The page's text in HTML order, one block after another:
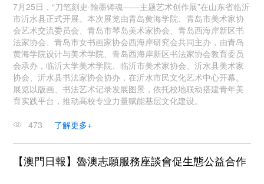
7月25日，“刀笔刻史·翰墨铸魂——主题艺术创作展”在山东省临沂
市沂水县正式开展。本次展览由青岛黄海学院、青岛市美术家协
会艺术交流委员会、青岛市琴岛美术家协会、青岛西海岸新区书
法家协会、青岛市女书画家协会西海岸研究会共同主办，由青岛
黄海学院设计与美术学院、青岛西海岸新区书法家协会教育委员
会承办，临沂大学美术学院、临沂市美术家协会、沂水县美术家
协会、沂水县书法家协会协办，在沂水市民文化艺术中心开幕。
展览以版画、书法艺术记录发展图景，依托校地联动搭建青年美
育实践平台，推动高校专业力量赋能基层文化建设。
473 了解更多+
【澳門日報】魯澳志願服務座談會促生態公益合作